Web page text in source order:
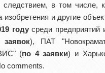
следствием, в том числе,
изобретения и другие
годусреди предприятий
), ПАТ
(по 4 заявки) и
comments.